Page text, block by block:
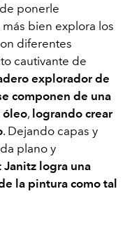
ponerle
bien explora los
diferentes
cautivante de
explorador de
componen de una
óleo, logrando crear
. Dejando capas y
plano y
Janitz logra una
la pintura como tal